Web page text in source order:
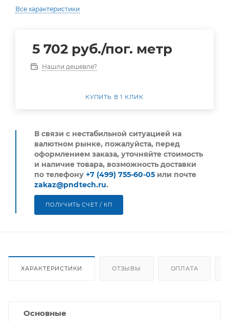
Все характеристики
5 702 руб./пог. метр
Нашли дешевле?
КУПИТЬ В 1 КЛИК
В связи с нестабильной ситуацией на
валютном рынке, пожалуйста, перед
оформлением заказа, уточняйте стоимость
и наличие товара, возможность доставки
по телефону +7 (499) 755-60-05 или почте
zakaz@pndtech.ru.
ПОЛУЧИТЬ СЧЕТ / КП
ХАРАКТЕРИСТИКИ ОТЗЫВЫ ОПЛАТА
Основные